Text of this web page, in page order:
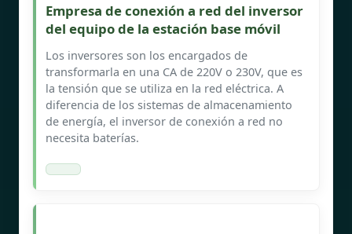
Empresa de conexión a red del inversor
del equipo de la estación base móvil
Los inversores son los encargados de
transformarla en una CA de 220V o 230V, que es
la tensión que se utiliza en la red eléctrica. A
diferencia de los sistemas de almacenamiento
de energía, el inversor de conexión a red no
necesita baterías.